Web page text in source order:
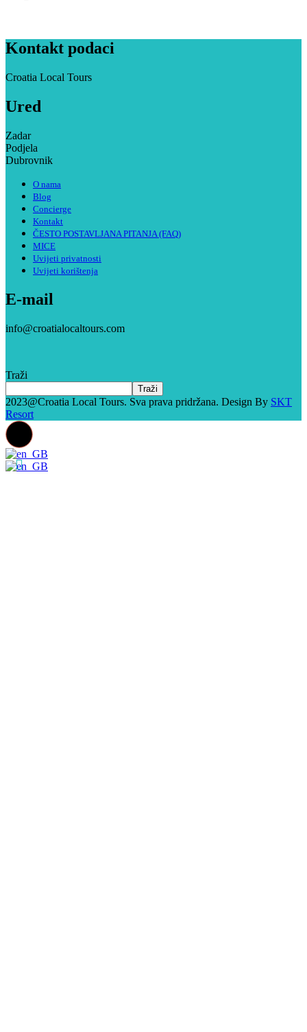
Kontakt podaci
Croatia Local Tours
Ured
Zadar
Podjela
Dubrovnik
O nama
Blog
Concierge
Kontakt
ČESTO POSTAVLJANA PITANJA (FAQ)
MICE
Uvijeti privatnosti
Uvijeti korištenja
E-mail
info@croatialocaltours.com
Traži
Traži
2023@Croatia Local Tours. Sva prava pridržana. Design By SKT
Resort